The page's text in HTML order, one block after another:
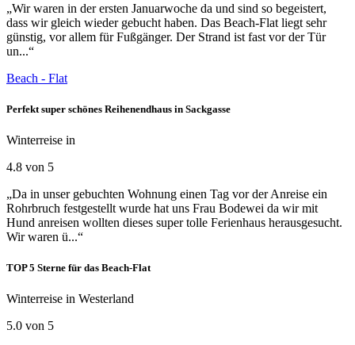
„Wir waren in der ersten Januarwoche da und sind so begeistert,
dass wir gleich wieder gebucht haben. Das Beach-Flat liegt sehr
günstig, vor allem für Fußgänger. Der Strand ist fast vor der Tür
un...“
Beach - Flat
Perfekt super schönes Reihenendhaus in Sackgasse
Winterreise in
4.8 von 5
„Da in unser gebuchten Wohnung einen Tag vor der Anreise ein
Rohrbruch festgestellt wurde hat uns Frau Bodewei da wir mit
Hund anreisen wollten dieses super tolle Ferienhaus herausgesucht.
Wir waren ü...“
TOP 5 Sterne für das Beach-Flat
Winterreise in Westerland
5.0 von 5